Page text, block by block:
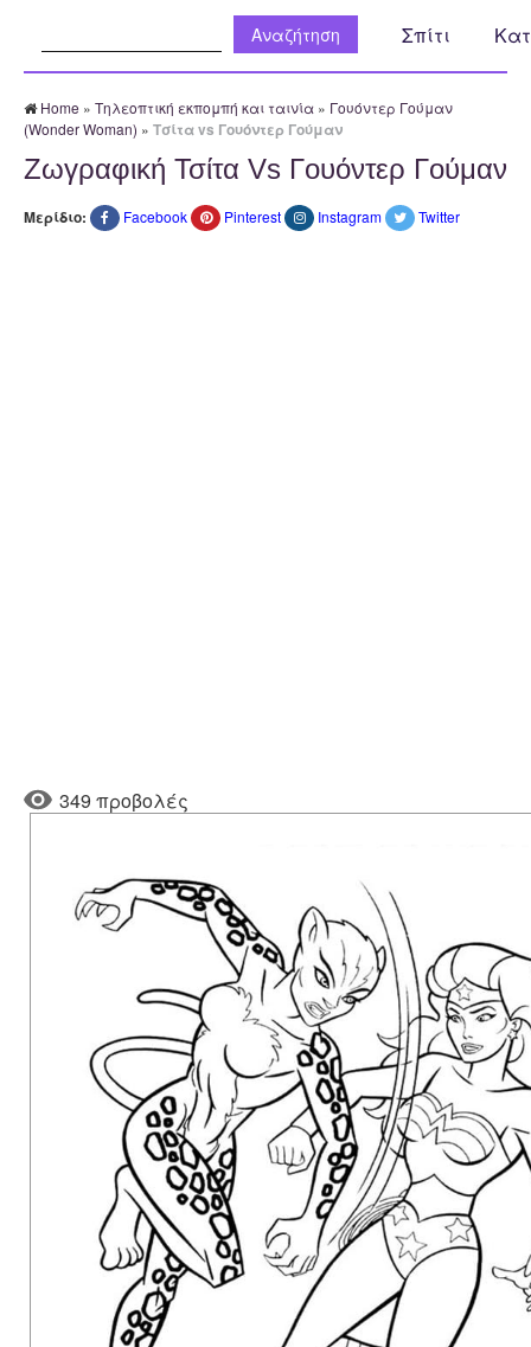
Σπίτι
Home » Τηλεοπτική εκπομπή και ταινία » Γουόντερ Γούμαν
(Wonder Woman) » Τσίτα vs Γουόντερ Γούμαν
Ζωγραφική Τσίτα Vs Γουόντερ Γούμαν
Μερίδιο: Facebook Pinterest Instagram Twitter
349 προβολές